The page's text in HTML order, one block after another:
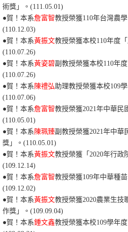
術獎」。(111.05.01)
●賀！本系詹富智教授榮獲110年台灣農
(110.12.03)
●賀！本系黃振文教授榮獲本校110年度
(110.07.26)
●賀！本系黃姿碧副教授榮獲本校110年
(110.07.26)
●賀！本系 陳禮弘助理教授榮獲本校109
(110.07.06)
●賀！本系詹富智教授榮獲2021年中華民
(110.05.01)
●賀！本系 陳珮臻副教授榮獲2021年中華
獎」。(110.05.01)
●賀！本系黃振文教授榮獲「2020年行政
(109.12.14)
●賀！本系詹富智教授榮獲109年中華種
(109.12.02)
●賀！本系黃振文教授榮獲2020農業生技
作獎」。(109.09.04)
●賀！本系鍾文鑫教授榮獲本校109學年